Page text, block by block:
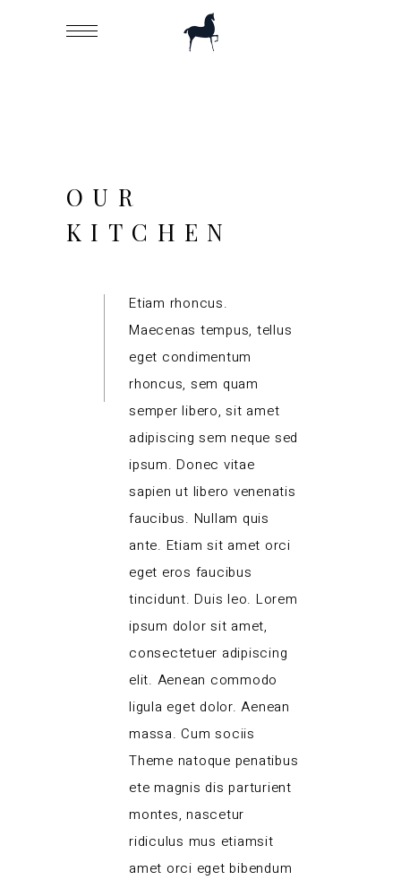
OUR
KITCHEN
Etiam rhoncus.
Maecenas tempus, tellus
eget condimentum
rhoncus, sem quam
semper libero, sit amet
adipiscing sem neque sed
ipsum. Donec vitae
sapien ut libero venenatis
faucibus. Nullam quis
ante. Etiam sit amet orci
eget eros faucibus
tincidunt. Duis leo. Lorem
ipsum dolor sit amet,
consectetuer adipiscing
elit. Aenean commodo
ligula eget dolor. Aenean
massa. Cum sociis
Theme natoque penatibus
ete magnis dis parturient
montes, nascetur
ridiculus mus etiamsit
amet orci eget bibendum